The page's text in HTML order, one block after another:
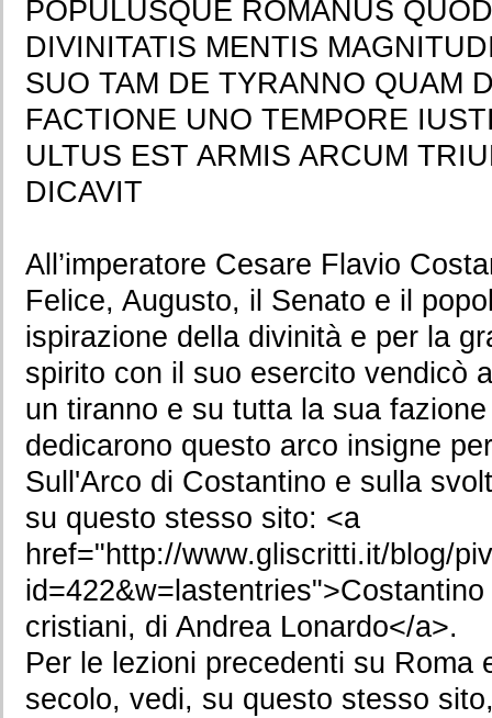
POPULUSQUE ROMANUS
DIVINITATIS MENTIS
SUO TAM DE TYRANNO QUAM
FACTIONE UNO TEMPORE
ULTUS EST ARMIS ARCUM
DICAVIT
All’imperatore Cesare Flavio
Felice, Augusto, il Senato e il
ispirazione della divinità e per la
spirito con il suo esercito vendicò
un tiranno e su tutta la sua
dedicarono questo arco insigne
Sull'Arco di Costantino e sulla
su questo stesso sito: <a
href="http://www.gliscritti.it/blog/
cristiani, di Andrea Lonardo</a>.
Per le lezioni precedenti su Roma
secolo, vedi, su questo stesso